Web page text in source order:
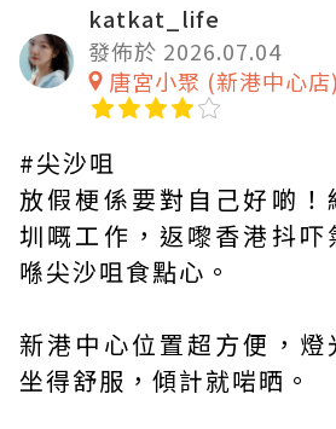
katkat_life
發佈於 2026.07.04
唐宮小聚 (新港中心店)
#尖沙咀
放假梗係要對自己好啲！
圳嘅工作，返嚟香港抖吓
喺尖沙咀食點心。
新港中心位置超方便，燈
坐得舒服，傾計就啱晒。